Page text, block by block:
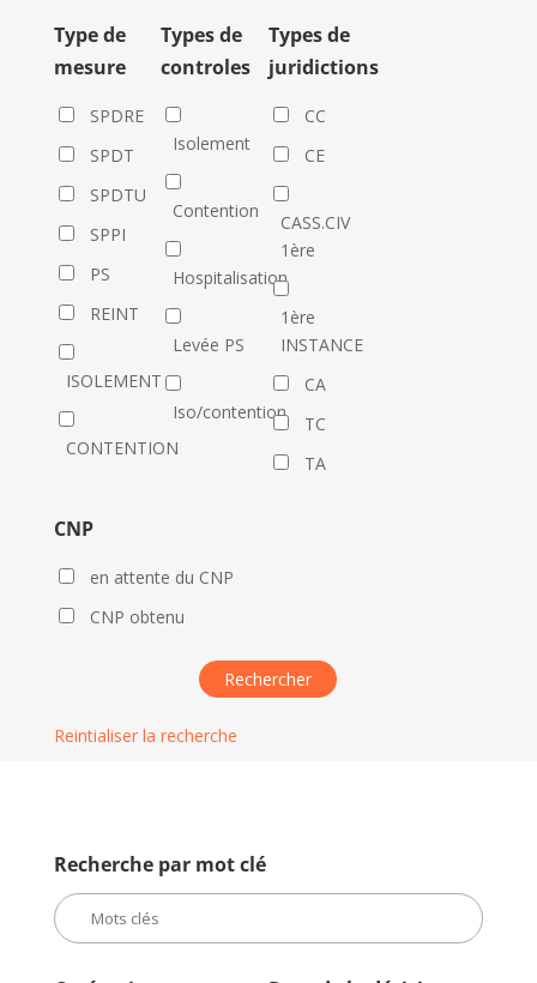
décision
Type de
mesure
SPDRE
SPDT
SPDTU
SPPI
PS
REINT
ISOLEMENT
CONTENTION
Types de
controles
Isolement
Contention
Hospitalisation
Levée PS
Iso/contention
Types de
juridictions
CC
CE
CASS.CIV
1ère
1ère
INSTANCE
CA
TC
TA
CNP
en attente du CNP
CNP obtenu
Reintialiser la recherche
Recherche par mot clé